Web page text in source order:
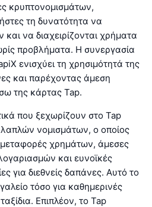
κρυπτονομισμάτων,
τη δυνατότητα να
να διαχειρίζονται χρήματα
προβλήματα. Η συνεργασία
ενισχύει τη χρησιμότητά της
και παρέχοντας άμεση
της κάρτας Tap.
που ξεχωρίζουν στο Tap
νομισμάτων, ο οποίος
μεταφορές χρημάτων, άμεσες
και ευνοϊκές
για διεθνείς δαπάνες. Αυτό το
τόσο για καθημερινές
Επιπλέον, το Tap